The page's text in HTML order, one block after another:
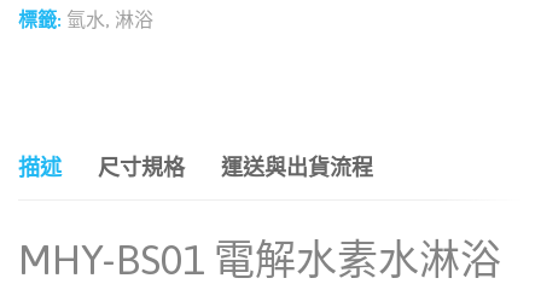
標籤: 氫水, 淋浴
描述 尺寸規格 運送與出貨流程
MHY-BS01 電解水素水淋浴